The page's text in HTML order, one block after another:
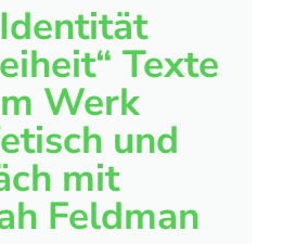
Texte
Werk
und
mit
Feldman